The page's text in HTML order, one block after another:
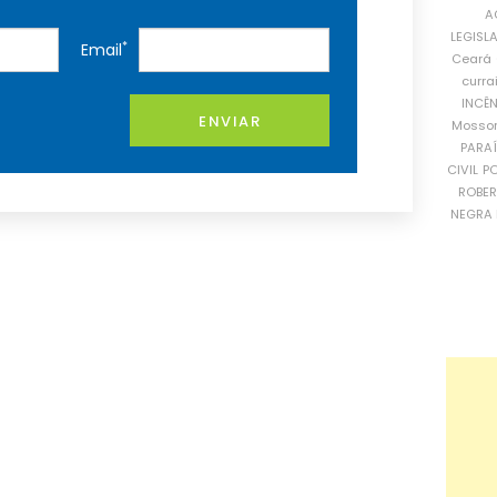
Email*
ENVIAR
Ceará
CIVIL
NEGRA